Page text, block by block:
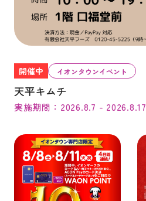
開催中 イオンタウンイベント
天平キムチ
実施期間：2026.8.7 - 2026.8.17